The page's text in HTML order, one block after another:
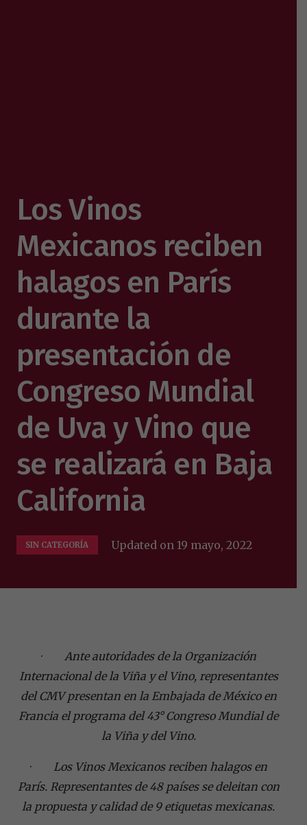
Los Vinos
Mexicanos reciben
halagos en París
durante la
presentación de
Congreso Mundial
de Uva y Vino que
se realizará en Baja
California
SIN CATEGORÍA Updated on 19 mayo, 2022
· Ante autoridades de la Organización
Internacional de la Viña y el Vino, representantes
del CMV presentan en la Embajada de México en
Francia el programa del 43° Congreso Mundial de
la Viña y del Vino.
·
Los Vinos Mexicanos reciben halagos en
París. Representantes de 48 países se deleitan con
la propuesta y calidad de 9 etiquetas mexicanas.